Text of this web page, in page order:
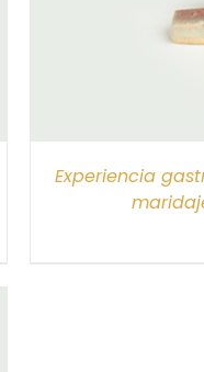
Experiencia